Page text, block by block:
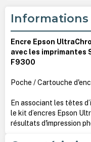
Encre Epson
avec les imprimantes
F9300
Poche / Cartouche
En associant les têtes
le kit d’encres Epson
résultats d'impression